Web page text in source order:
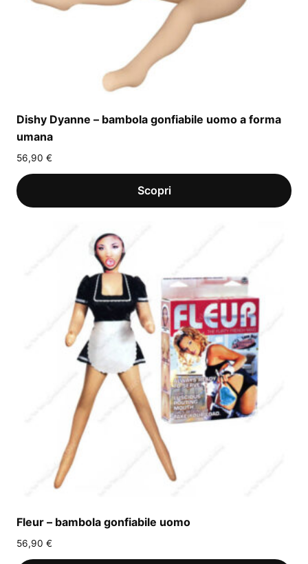
Dishy Dyanne – bambola gonfiabile uomo a forma
umana
56,90 €
Fleur – bambola gonfiabile uomo
56,90 €